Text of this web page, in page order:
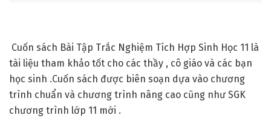
Cuốn sách Bài Tập Trắc Nghiệm Tích Hợp Sinh Học 11 là
tài liệu tham khảo tốt cho các thầy , cô giáo và các bạn
học sinh .Cuốn sách được biên soạn dựa vào chương
trình chuẩn và chương trình nâng cao cũng như SGK
chương trình lớp 11 mới .